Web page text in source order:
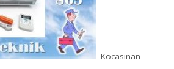
Kocasinan